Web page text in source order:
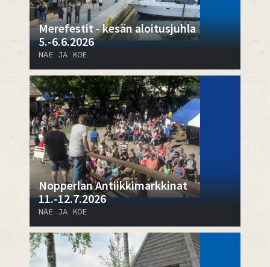
Merefestit - kesän aloitusjuhla
5.-6.6.2026
NÄE JA KOE
Nopperlan Antiikkimarkkinat
11.-12.7.2026
NÄE JA KOE